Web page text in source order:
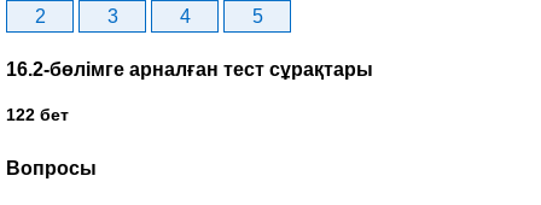
2
3 4 5
16.2-бөлімге арналған тест сұрақтары
122 бет
Вопросы